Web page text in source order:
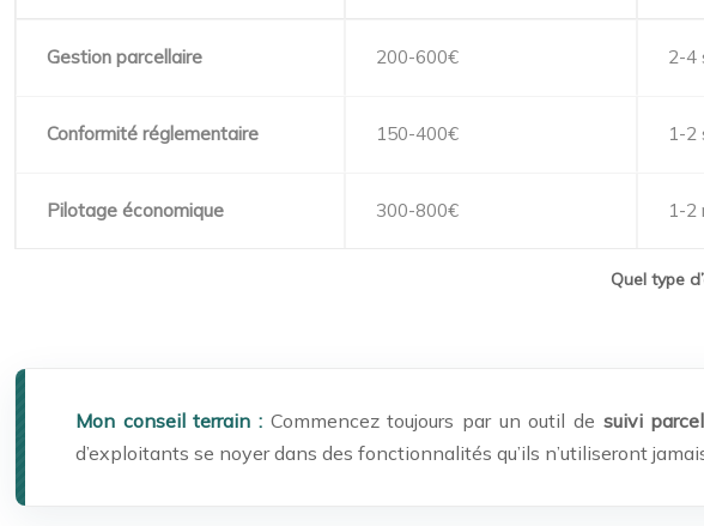
Quel type
Gestion parcellaire 200-600€ 2-4
Conformité réglementaire 150-400€ 1-2
Pilotage économique 300-800€ 1-2
Mon conseil terrain : Commencez toujours par un outil de suivi
d’exploitants se noyer dans des fonctionnalités qu’ils n’utiliseront